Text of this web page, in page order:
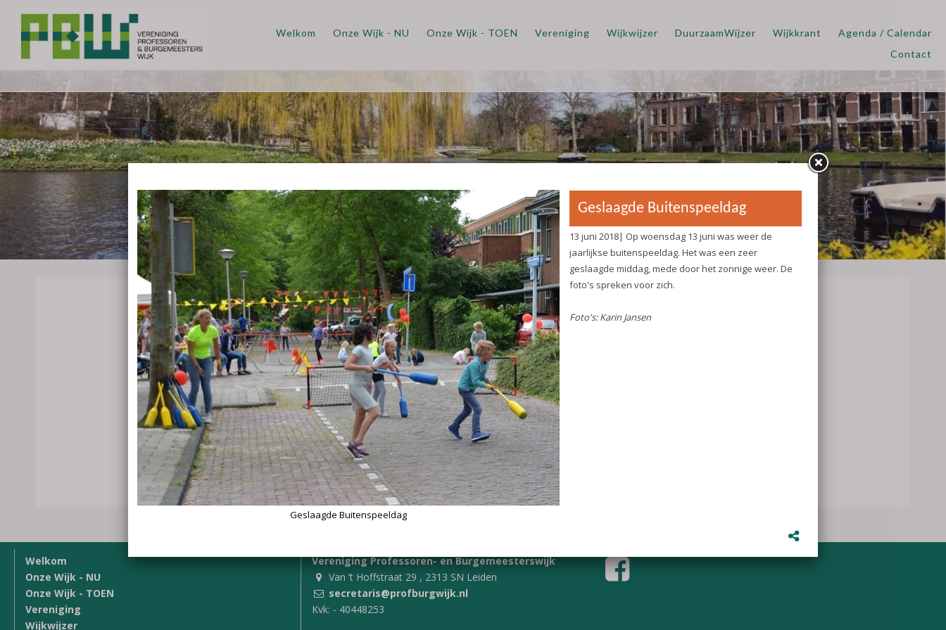
Welkom Onze Wijk - NU Onze Wijk - TOEN Vereniging Wijkwijzer DuurzaamWijzer Wijkkrant
Agenda / Calendar
Contact
Geslaagde Buitenspeeldag
13 juni 2018| Op woensdag 13 juni was weer
de jaarlijkse buitenspeeldag. Het was een
zeer geslaagde middag, mede door het
zonnige weer. De foto's spreken voor zich.
Foto's: Karin Jansen
Welkom
Onze Wijk - NU
Onze Wijk - TOEN
Vereniging
Wijkwijzer
Vereniging Professoren- en Burgemeesterswijk
Van ’t Hoffstraat 29 , 2313 SN Leiden
secretaris@profburgwijk.nl
Kvk: - 40448253